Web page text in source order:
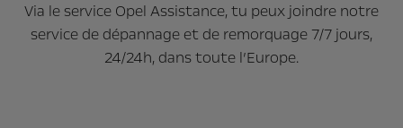
Via le service Opel Assistance, tu peux joindre notre
service de dépannage et de remorquage 7/7 jours,
24/24h, dans toute l’Europe.